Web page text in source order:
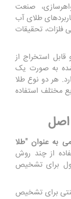
صنعت
طلای آب
فلزات، تحقیقات
استخراج از
به صورت یک
هر دو نوع طلا
مختلف استفاده
به عنوان "طلا
از چند روش
برای تشخیص
برای تشخیص